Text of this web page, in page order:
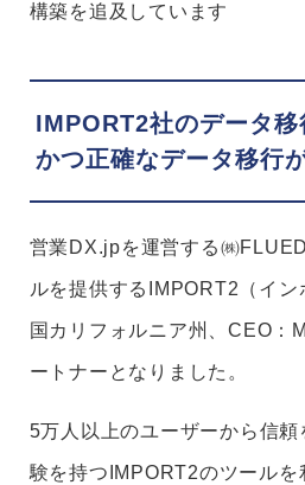
構築を追及しています
IMPORT2社のデータ
かつ正確なデータ移行
営業DX.jpを運営する㈱
ルを提供するIMPORT2（イ
国カリフォルニア州、CEO：
ートナーとなりました。
5万人以上のユーザーから信
験を持つIMPORT2のツールを